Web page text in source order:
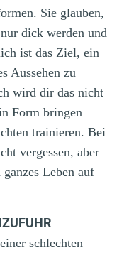
Sie glauben,
dick werden und
ist das Ziel, ein
Aussehen zu
wird dir das nicht
Form bringen
trainieren. Bei
vergessen, aber
Leben auf
schlechten